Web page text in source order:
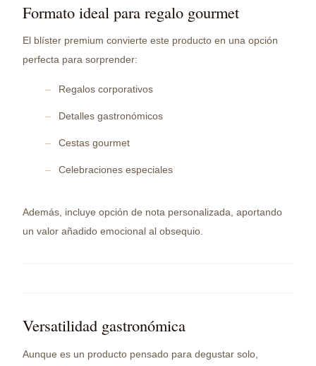
Formato ideal para regalo gourmet
El blíster premium convierte este producto en una opción
perfecta para sorprender:
Regalos corporativos
Detalles gastronómicos
Cestas gourmet
Celebraciones especiales
Además, incluye opción de nota personalizada, aportando
un valor añadido emocional al obsequio.
Versatilidad gastronómica
Aunque es un producto pensado para degustar solo,